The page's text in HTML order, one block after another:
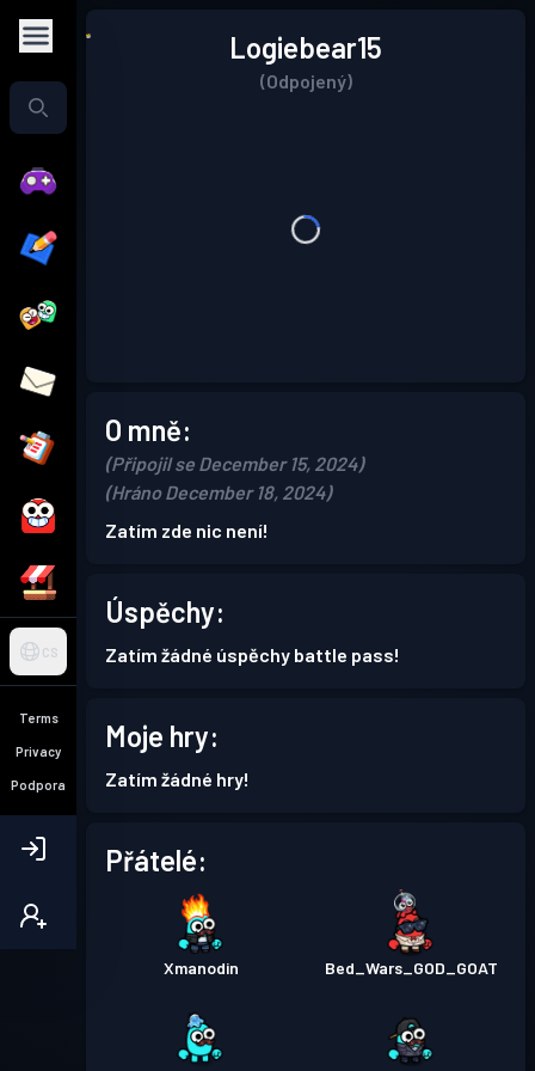
CS
Terms
Privacy
Podpora
Logiebear15
(Odpojený)
O mně:
(Připojil se December 15, 2024)
(Hráno December 18, 2024)
Zatím zde nic není!
Úspěchy:
Zatím žádné úspěchy battle pass!
Moje hry:
Zatím žádné hry!
Přátelé:
Xmanodin Bed_Wars_GOD_GOAT